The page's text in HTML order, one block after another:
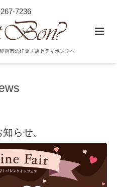
7236
岡市の洋菓子店セティボン？へ
らせ。